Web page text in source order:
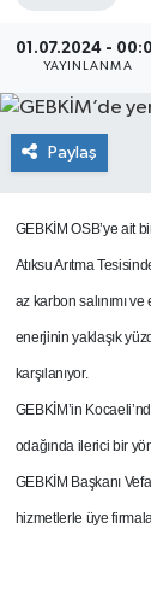
01.07.2024 -
YAYINLANMA
Paylaş
GEBKİM OSB’ye ait
Atıksu Arıtma
az karbon salınımı
enerjinin yaklaşık
karşılanıyor.
GEBKİM’in
odağında ilerici bir
GEBKİM Başkanı
hizmetlerle üye
ŞİRKET
ÜLKE
YAŞAM